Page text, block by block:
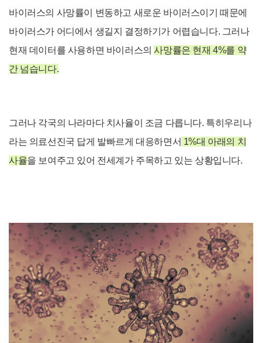
바이러스의 사망률이 변동하고 새로운 바이러스이기 때문에
바이러스가 어디에서 생길지 결정하기가 어렵습니다. 그러나
현재 데이터를 사용하면 바이러스의사망률은 현재 4%를 약
간 넘습니다.
그러나 각국의 나라마다 치사율이 조금 다릅니다. 특히우리나
라는 의료선진국 답게 발빠르게 대응하면서 1%대 아래의 치
사율을 보여주고 있어 전세계가 주목하고 있는 상황입니다.